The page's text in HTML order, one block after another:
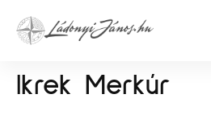
Ikrek Merkúr